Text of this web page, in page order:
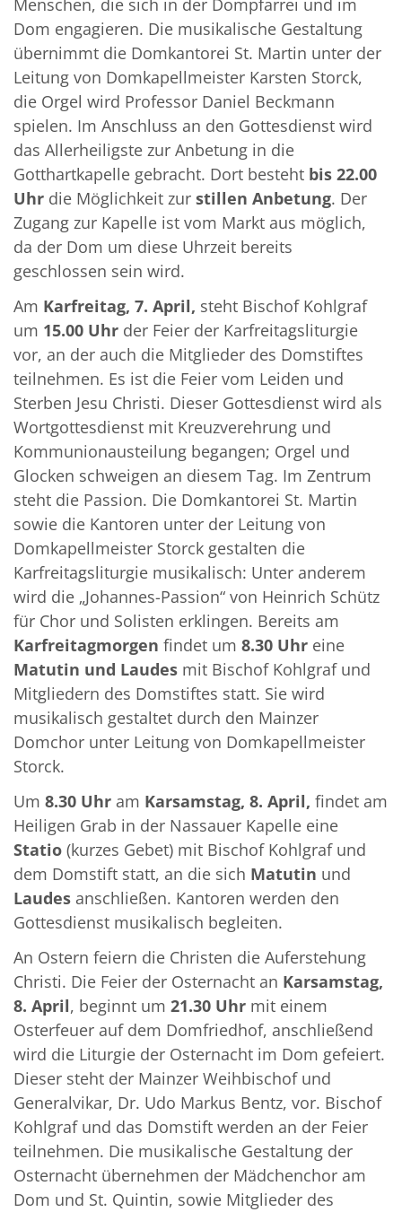
Menschen, die sich in der Dompfarrei und im
Dom engagieren. Die musikalische Gestaltung
übernimmt die Domkantorei St. Martin unter der
Leitung von Domkapellmeister Karsten Storck,
die Orgel wird Professor Daniel Beckmann
spielen. Im Anschluss an den Gottesdienst wird
das Allerheiligste zur Anbetung in die
Gotthartkapelle gebracht. Dort besteht bis 22.00
Uhr die Möglichkeit zur stillen Anbetung. Der
Zugang zur Kapelle ist vom Markt aus möglich,
da der Dom um diese Uhrzeit bereits
geschlossen sein wird.
Am Karfreitag, 7. April, steht Bischof Kohlgraf
um 15.00 Uhr der Feier der Karfreitagsliturgie
vor, an der auch die Mitglieder des Domstiftes
teilnehmen. Es ist die Feier vom Leiden und
Sterben Jesu Christi. Dieser Gottesdienst wird als
Wortgottesdienst mit Kreuzverehrung und
Kommunionausteilung begangen; Orgel und
Glocken schweigen an diesem Tag. Im Zentrum
steht die Passion. Die Domkantorei St. Martin
sowie die Kantoren unter der Leitung von
Domkapellmeister Storck gestalten die
Karfreitagsliturgie musikalisch: Unter anderem
wird die „Johannes-Passion“ von Heinrich Schütz
für Chor und Solisten erklingen. Bereits am
Karfreitagmorgen findet um 8.30 Uhr eine
Matutin und Laudes mit Bischof Kohlgraf und
Mitgliedern des Domstiftes statt. Sie wird
musikalisch gestaltet durch den Mainzer
Domchor unter Leitung von Domkapellmeister
Storck.
Um 8.30 Uhr am Karsamstag, 8. April, findet am
Heiligen Grab in der Nassauer Kapelle eine
Statio (kurzes Gebet) mit Bischof Kohlgraf und
dem Domstift statt, an die sich Matutin und
Laudes anschließen. Kantoren werden den
Gottesdienst musikalisch begleiten.
An Ostern feiern die Christen die Auferstehung
Christi. Die Feier der Osternacht an Karsamstag,
8. April, beginnt um 21.30 Uhr mit einem
Osterfeuer auf dem Domfriedhof, anschließend
wird die Liturgie der Osternacht im Dom gefeiert.
Dieser steht der Mainzer Weihbischof und
Generalvikar, Dr. Udo Markus Bentz, vor. Bischof
Kohlgraf und das Domstift werden an der Feier
teilnehmen. Die musikalische Gestaltung der
Osternacht übernehmen der Mädchenchor am
Dom und St. Quintin, sowie Mitglieder des